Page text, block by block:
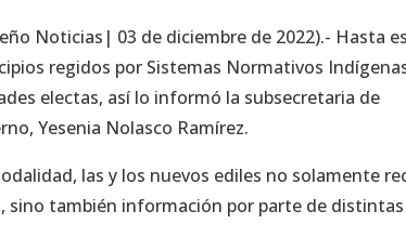
Noticias| 03 de diciembre de 2022).- Hasta
regidos por Sistemas Normativos
electas, así lo informó la subsecretaria de
Yesenia Nolasco Ramírez.
las y los nuevos ediles no solamente
sino también información por parte de distintas